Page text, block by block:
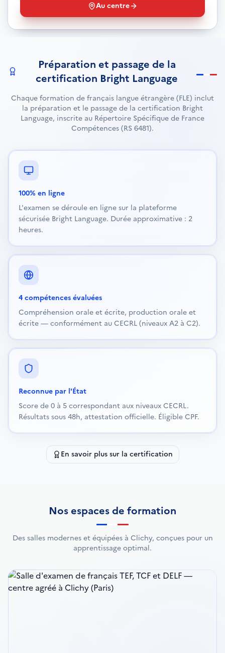
Au centre
Préparation et passage de la
certification Bright Language
Chaque formation de français langue étrangère (FLE) inclut
la préparation et le passage de la certification Bright
Language, inscrite au Répertoire Spécifique de France
Compétences (RS 6481).
100% en ligne
L'examen se déroule en ligne sur la plateforme
sécurisée Bright Language. Durée approximative : 2
heures.
4 compétences évaluées
Compréhension orale et écrite, production orale et
écrite — conformément au CECRL (niveaux A2 à C2).
Reconnue par l'État
Score de 0 à 5 correspondant aux niveaux CECRL.
Résultats sous 48h, attestation officielle. Éligible CPF.
En savoir plus sur la certification
Nos espaces de formation
Des salles modernes et équipées à Clichy, conçues pour un
apprentissage optimal.